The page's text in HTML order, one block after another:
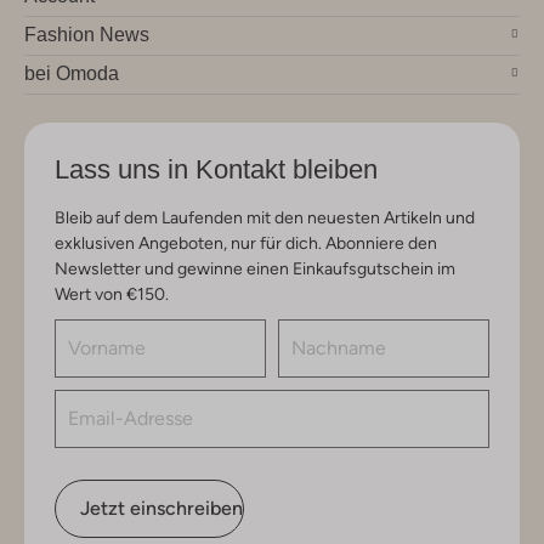
Fashion News
bei Omoda
Lass uns in Kontakt bleiben
Bleib auf dem Laufenden mit den neuesten Artikeln und
exklusiven Angeboten, nur für dich. Abonniere den
Newsletter und gewinne einen Einkaufsgutschein im
Wert von €150.
Jetzt einschreiben